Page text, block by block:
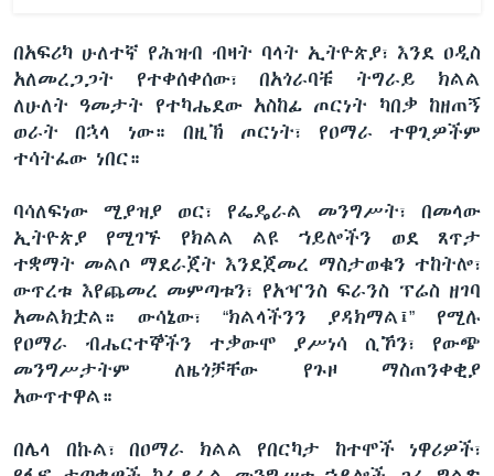
በአፍሪካ ሁለተኛ የሕዝብ ብዛት ባላት ኢትዮጵያ፣ እንደ ዐዲስ
አለመረጋጋት የተቀሰቀሰው፣ በአጎራባቹ ትግራይ ክልል
ለሁለት ዓመታት የተካሔደው አስከፊ ጦርነት ካበቃ ከዘጠኝ
ወራት በኋላ ነው። በዚኽ ጦርነት፣ የዐማራ ተዋጊዎችም
ተሳትፈው ነበር።
ባሳለፍነው ሚያዝያ ወር፣ የፌዴራል መንግሥት፣ በመላው
ኢትዮጵያ የሚገኙ የክልል ልዩ ኀይሎችን ወደ ጸጥታ
ተቋማት መልሶ ማደራጀት እንደጀመረ ማስታወቁን ተከትሎ፣
ውጥረቱ እየጨመረ መምጣቱን፣ የአዣንስ ፍራንስ ፕሬስ ዘገባ
አመልክቷል። ውሳኔው፣ “ክልላችንን ያዳክማል፤” የሚሉ
የዐማራ ብሔርተኞችን ተቃውሞ ያሥነሳ ሲኾን፣ የውጭ
መንግሥታትም ለዜጎቻቸው የጉዞ ማስጠንቀቂያ
አውጥተዋል።
በሌላ በኩል፣ በዐማራ ክልል የበርካታ ከተሞች ነዋሪዎች፣